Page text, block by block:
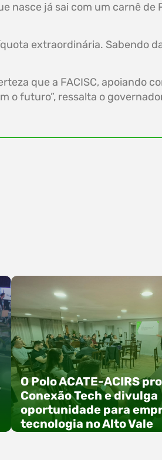
nasce já sai com um carnê de
extraordinária. Sabendo
que a FACISC, apoiando
o futuro”, ressalta o
O Polo ACATE-ACIRS
Conexão Tech e divulga
oportunidade para
tecnologia no Alto Vale